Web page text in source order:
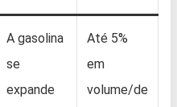
A gasolina
se
expande
Até 5%
em
volume/de